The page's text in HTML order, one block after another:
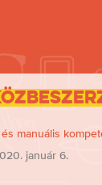
manuális
január 6.